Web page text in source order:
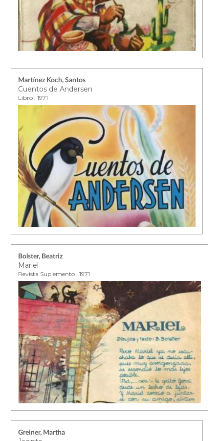
Martínez Koch, Santos
Cuentos de Andersen
Libro | 1971
Bolster, Beatriz
Mariel
Revista Suplemento | 1971
Greiner, Martha